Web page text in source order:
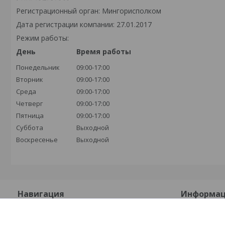
Регистрационный орган: Мингорисполком
Дата регистрации компании: 27.01.2017
Режим работы:
День
Время работы
Понедельник
09:00-17:00
Вторник
09:00-17:00
Среда
09:00-17:00
Четверг
09:00-17:00
Пятница
09:00-17:00
Суббота
Выходной
Воскресенье
Выходной
Навигация